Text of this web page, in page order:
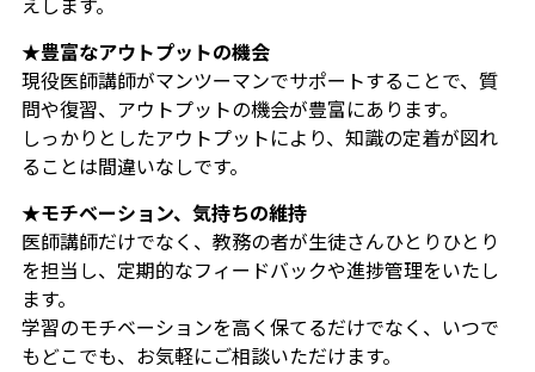
★豊富なアウトプットの機会
現役医師講師がマンツーマンでサポートすることで、質
問や復習、アウトプットの機会が豊富にあります。
しっかりとしたアウトプットにより、知識の定着が図れ
ることは間違いなしです。
★モチベーション、気持ちの維持
医師講師だけでなく、教務の者が生徒さんひとりひとり
を担当し、定期的なフィードバックや進捗管理をいたし
ます。
学習のモチベーションを高く保てるだけでなく、いつで
もどこでも、お気軽にご相談いただけます。